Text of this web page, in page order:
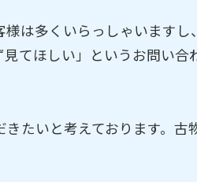
は多くいらっしゃいますし
てほしい」というお問い合
たいと考えております。古